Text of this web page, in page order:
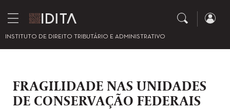
INSTITUTO DE DIREITO TRIBUTÁRIO E ADMINISTRATIVO
FRAGILIDADE NAS UNIDADES
DE CONSERVAÇÃO FEDERAIS